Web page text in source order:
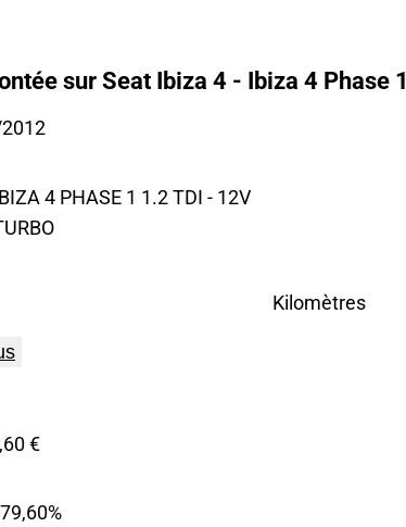
sur Seat Ibiza 4 - Ibiza 4 Phase 1
4 PHASE 1 1.2 TDI - 12V
Kilomètres
€